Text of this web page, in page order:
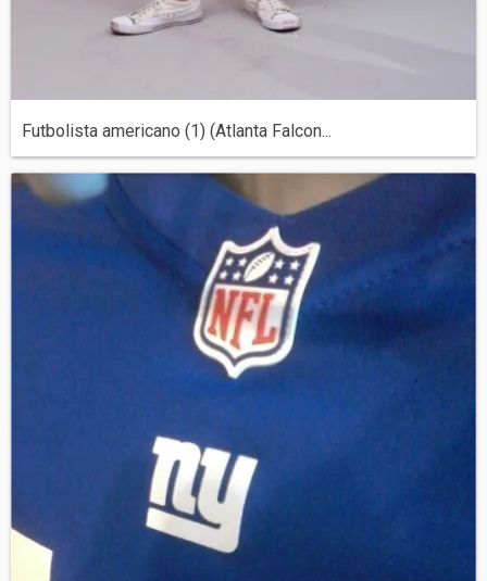
Futbolista americano (1) (Atlanta Falcon...